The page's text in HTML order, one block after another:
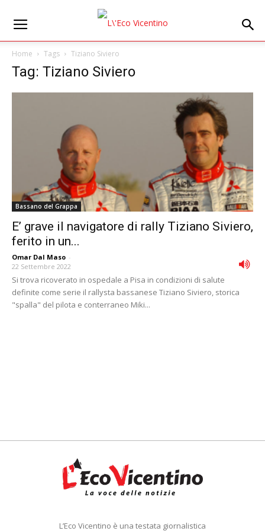
Home Tags Tiziano Siviero
Tag: Tiziano Siviero
Bassano del Grappa
E’ grave il navigatore di rally Tiziano Siviero,
ferito in un...
Omar Dal Maso -
22 Settembre 2022
Si trova ricoverato in ospedale a Pisa in condizioni di salute
definite come serie il rallysta bassanese Tiziano Siviero, storica
"spalla" del pilota e conterraneo Miki...
L’Eco Vicentino è una testata giornalistica